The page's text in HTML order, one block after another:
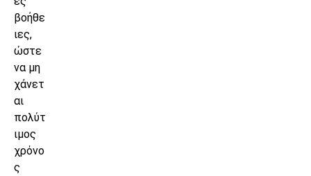
βοήθε
ιες,
ώστε
να μη
χάνετ
αι
πολύτ
ιμος
χρόνο
ς